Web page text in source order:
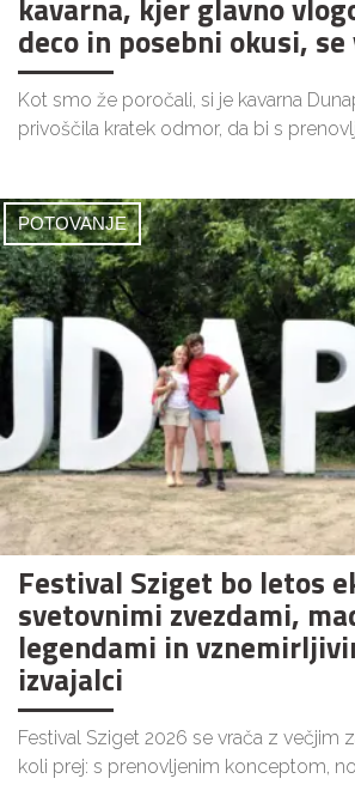
deco in posebni okusi, se
Kot smo že poročali, si je kavarna
privoščila kratek odmor, da bi s
POTOVANJE
Festival Sziget bo letos
svetovnimi zvezdami,
legendami in
izvajalci
Festival Sziget 2026 se vrača z večjim
koli prej: s prenovljenim konceptom,